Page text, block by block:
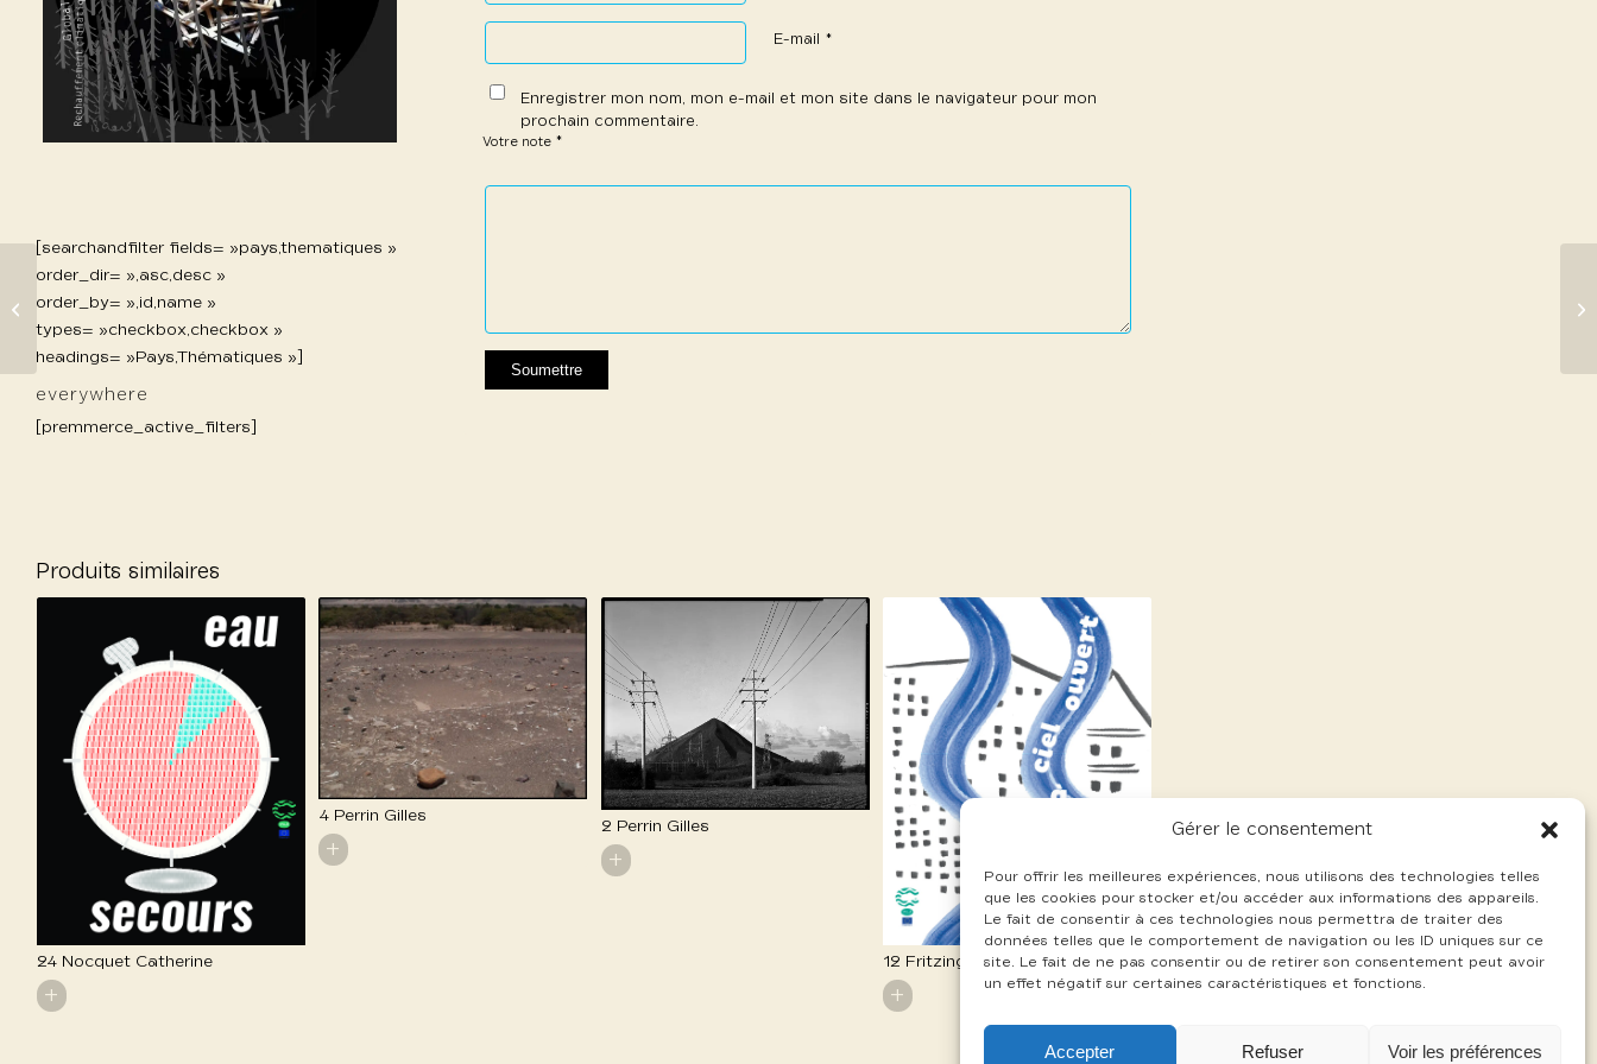
Gérer le consentement
Pour offrir les meilleures expériences, nous utilisons des technologies telles
que les cookies pour stocker et/ou accéder aux informations des appareils.
Le fait de consentir à ces technologies nous permettra de traiter des
données telles que le comportement de navigation ou les ID uniques sur ce
site. Le fait de ne pas consentir ou de retirer son consentement peut avoir
un effet négatif sur certaines caractéristiques et fonctions.
Accepter Refuser Voir les préférences
[searchandfilter fields= »pays,thematiques »
order_dir= »,asc,desc »
order_by= »,id,name »
types= »checkbox,checkbox »
headings= »Pays,Thématiques »]
everywhere
[premmerce_active_filters]
E-mail *
Enregistrer mon nom, mon e-mail et mon site dans le navigateur pour mon
prochain commentaire.
Votre note *
1 étoile
2 étoiles
3 étoiles
4 étoiles
5 étoiles
Produits similaires
24 Nocquet Catherine
+
4 Perrin Gilles
+
2 Perrin Gilles
+
12 Fritzinger Marion
+
419 Micheli Elena